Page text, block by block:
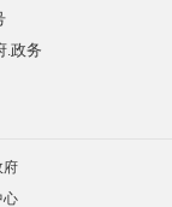
.政务
府
心